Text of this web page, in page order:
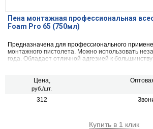
Пена монтажная профессиональная
Foam Pro 65 (750мл)
Предназначена для профессионального
монтажного пистолета. Можно использовать
года. Обладает отличной адгезией к
силикона.Цена,
руб./шт.
312
Купить в 1 клик